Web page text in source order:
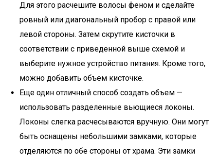
Для этого расчешите волосы феном и сделайте
ровный или диагональный пробор с правой или
левой стороны. Затем скрутите кисточки в
соответствии с приведенной выше схемой и
выберите нужное устройство питания. Кроме того,
можно добавить объем кисточке.
Еще один отличный способ создать объем —
использовать разделенные вьющиеся локоны.
Локоны слегка расчесываются вручную. Они могут
быть оснащены небольшими замками, которые
отделяются по обе стороны от храма. Эти замки